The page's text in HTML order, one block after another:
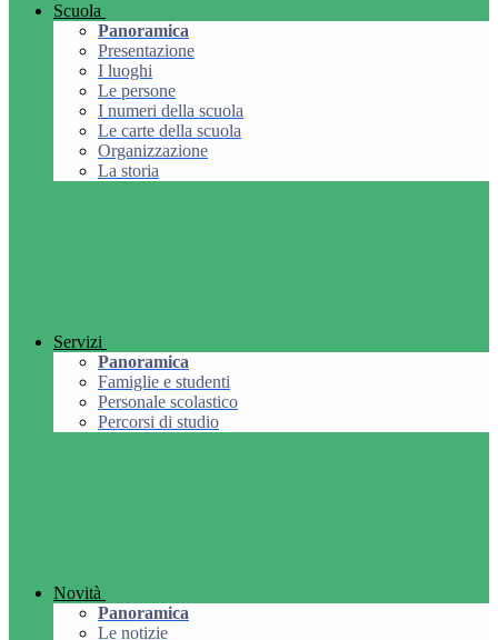
Scuola
Panoramica
Presentazione
I luoghi
Le persone
I numeri della scuola
Le carte della scuola
Organizzazione
La storia
Servizi
Panoramica
Famiglie e studenti
Personale scolastico
Percorsi di studio
Novità
Panoramica
Le notizie